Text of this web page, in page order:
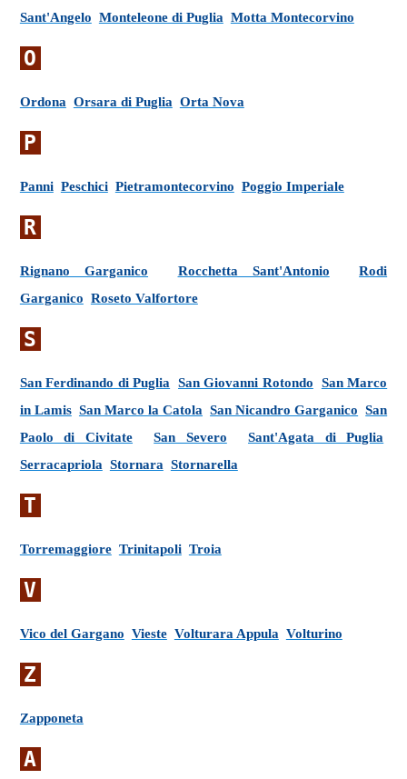
Sant'Angelo Monteleone di Puglia Motta Montecorvino
O
Ordona Orsara di Puglia Orta Nova
P
Panni Peschici Pietramontecorvino Poggio Imperiale
R
Rignano Garganico Rocchetta Sant'Antonio
Rodi
Garganico Roseto Valfortore
S
San Ferdinando di Puglia San Giovanni Rotondo
San Marco
in Lamis San Marco la Catola San Nicandro Garganico San
Paolo di Civitate
San Severo
Sant'Agata di Puglia
Serracapriola Stornara Stornarella
T
Torremaggiore Trinitapoli Troia
V
Vico del Gargano Vieste Volturara Appula Volturino
Z
Zapponeta
A